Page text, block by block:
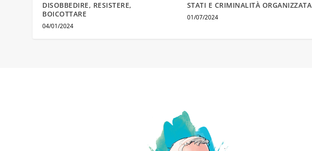
DISOBBEDIRE, RESISTERE,
BOICOTTARE
04/01/2024
STATI E CRIMINALITÀ ORGANIZZATA
01/07/2024